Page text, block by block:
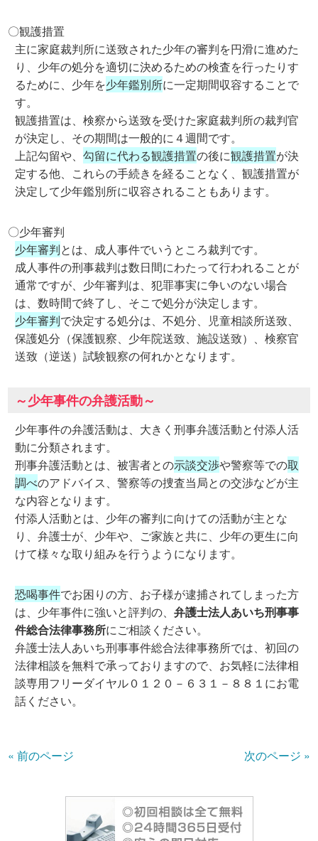
〇観護措置
主に家庭裁判所に送致された少年の審判を円滑に進めた
り、少年の処分を適切に決めるための検査を行ったりす
るために、少年を少年鑑別所に一定期間収容することで
す。
観護措置は、検察から送致を受けた家庭裁判所の裁判官
が決定し、その期間は一般的に４週間です。
上記勾留や、勾留に代わる観護措置の後に観護措置が決
定する他、これらの手続きを経ることなく、観護措置が
決定して少年鑑別所に収容されることもあります。
〇少年審判
少年審判とは、成人事件でいうところ裁判です。
成人事件の刑事裁判は数日間にわたって行われることが
通常ですが、少年審判は、犯罪事実に争いのない場合
は、数時間で終了し、そこで処分が決定します。
少年審判で決定する処分は、不処分、児童相談所送致、
保護処分（保護観察、少年院送致、施設送致）、検察官
送致（逆送）試験観察の何れかとなります。
～少年事件の弁護活動～
少年事件の弁護活動は、大きく刑事弁護活動と付添人活
動に分類されます。
刑事弁護活動とは、被害者との示談交渉や警察等での取
調べのアドバイス、警察等の捜査当局との交渉などが主
な内容となります。
付添人活動とは、少年の審判に向けての活動が主とな
り、弁護士が、少年や、ご家族と共に、少年の更生に向
けて様々な取り組みを行うようになります。
恐喝事件でお困りの方、お子様が逮捕されてしまった方
は、少年事件に強いと評判の、弁護士法人あいち刑事事
件総合法律事務所にご相談ください。
弁護士法人あいち刑事事件総合法律事務所では、初回の
法律相談を無料で承っておりますので、お気軽に法律相
談専用フリーダイヤル０１２０－６３１－８８１にお電
話ください。
« 前のページ 次のページ »